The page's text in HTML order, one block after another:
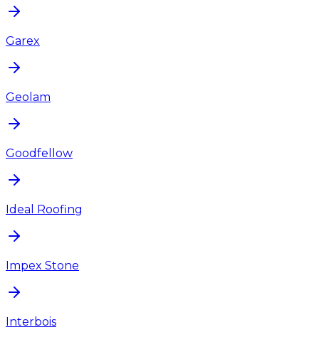
Garex
Geolam
Goodfellow
Ideal Roofing
Impex Stone
Interbois